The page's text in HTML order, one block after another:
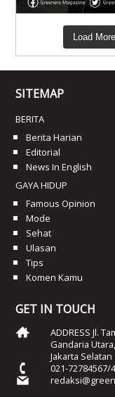
Load More
SITEMAP
BERITA
Berita Harian
Editorial
News In English
GAYA HIDUP
Famous Opinion
Mode
Sehat
Ulasan
Tips
Komen Kamu
GET IN TOUCH
ADDRESS Jl.
Gandaria
Jakarta Selatan
021-72784567/